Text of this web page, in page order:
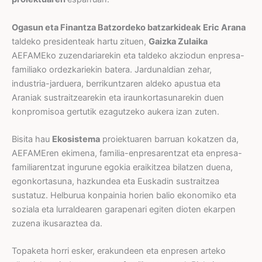
Ogasun eta Finantza Batzordeko batzarkideak Eric Arana
taldeko presidenteak hartu zituen, Gaizka Zulaika
AEFAMEko zuzendariarekin eta taldeko akziodun enpresa-
familiako ordezkariekin batera. Jardunaldian zehar,
industria-jarduera, berrikuntzaren aldeko apustua eta
Araniak sustraitzearekin eta iraunkortasunarekin duen
konpromisoa gertutik ezagutzeko aukera izan zuten.
Bisita hau Ekosistema proiektuaren barruan kokatzen da,
AEFAMEren ekimena, familia-enpresarentzat eta enpresa-
familiarentzat ingurune egokia eraikitzea bilatzen duena,
egonkortasuna, hazkundea eta Euskadin sustraitzea
sustatuz. Helburua konpainia horien balio ekonomiko eta
soziala eta lurraldearen garapenari egiten dioten ekarpen
zuzena ikusaraztea da.
Topaketa horri esker, erakundeen eta enpresen arteko